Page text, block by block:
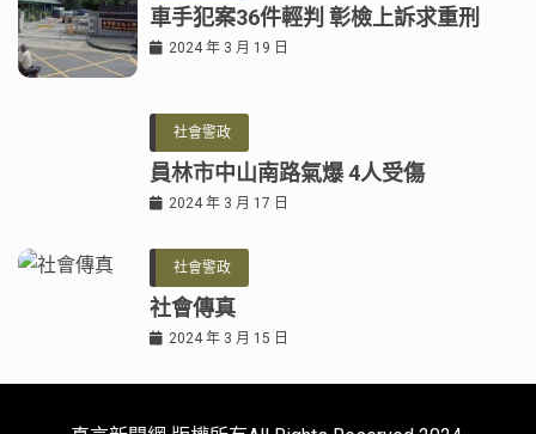
車手犯案36件輕判 彰檢上訴求重刑
2024 年 3 月 19 日
社會警政
員林市中山南路氣爆 4人受傷
2024 年 3 月 17 日
社會警政
社會傳真
2024 年 3 月 15 日